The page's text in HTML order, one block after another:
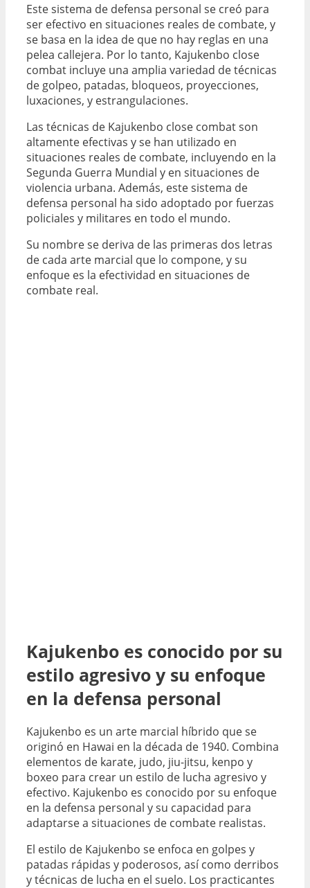
Este sistema de defensa personal se creó para
ser efectivo en situaciones reales de combate, y
se basa en la idea de que no hay reglas en una
pelea callejera. Por lo tanto, Kajukenbo close
combat incluye una amplia variedad de técnicas
de golpeo, patadas, bloqueos, proyecciones,
luxaciones, y estrangulaciones.
Las técnicas de Kajukenbo close combat son
altamente efectivas y se han utilizado en
situaciones reales de combate, incluyendo en la
Segunda Guerra Mundial y en situaciones de
violencia urbana. Además, este sistema de
defensa personal ha sido adoptado por fuerzas
policiales y militares en todo el mundo.
Su nombre se deriva de las primeras dos letras
de cada arte marcial que lo compone, y su
enfoque es la efectividad en situaciones de
combate real.
Kajukenbo es conocido por su
estilo agresivo y su enfoque
en la defensa personal
Kajukenbo es un arte marcial híbrido que se
originó en Hawai en la década de 1940. Combina
elementos de karate, judo, jiu-jitsu, kenpo y
boxeo para crear un estilo de lucha agresivo y
efectivo. Kajukenbo es conocido por su enfoque
en la defensa personal y su capacidad para
adaptarse a situaciones de combate realistas.
El estilo de Kajukenbo se enfoca en golpes y
patadas rápidas y poderosos, así como derribos
y técnicas de lucha en el suelo. Los practicantes